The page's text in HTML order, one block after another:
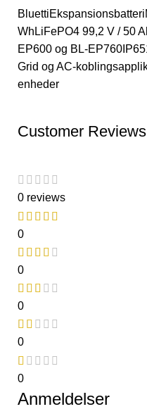
WhLiFePO4 99,2 V / 50
EP600 og BL-
Grid og AC-
enheder
Customer Reviews
0 reviews
0
0
0
0
0
Anmeldelser